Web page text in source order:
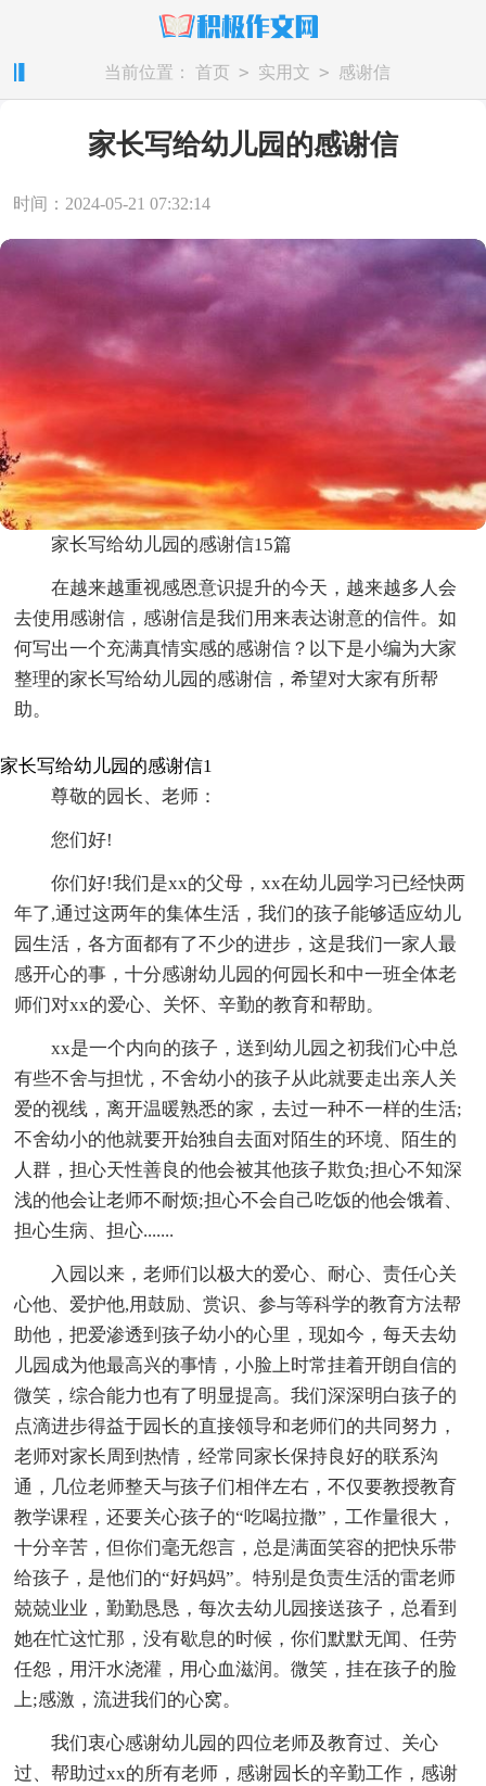
当前位置： 首页 > 实用文 > 感谢信
家长写给幼儿园的感谢信
时间：2024-05-21 07:32:14
家长写给幼儿园的感谢信15篇
在越来越重视感恩意识提升的今天，越来越多人会
去使用感谢信，感谢信是我们用来表达谢意的信件。如
何写出一个充满真情实感的感谢信？以下是小编为大家
整理的家长写给幼儿园的感谢信，希望对大家有所帮
助。
家长写给幼儿园的感谢信1
尊敬的园长、老师：
您们好!
你们好!我们是xx的父母，xx在幼儿园学习已经快两
年了,通过这两年的集体生活，我们的孩子能够适应幼儿
园生活，各方面都有了不少的进步，这是我们一家人最
感开心的事，十分感谢幼儿园的何园长和中一班全体老
师们对xx的爱心、关怀、辛勤的教育和帮助。
xx是一个内向的孩子，送到幼儿园之初我们心中总
有些不舍与担忧，不舍幼小的孩子从此就要走出亲人关
爱的视线，离开温暖熟悉的家，去过一种不一样的生活;
不舍幼小的他就要开始独自去面对陌生的环境、陌生的
人群，担心天性善良的他会被其他孩子欺负;担心不知深
浅的他会让老师不耐烦;担心不会自己吃饭的他会饿着、
担心生病、担心.......
入园以来，老师们以极大的爱心、耐心、责任心关
心他、爱护他,用鼓励、赏识、参与等科学的教育方法帮
助他，把爱渗透到孩子幼小的心里，现如今，每天去幼
儿园成为他最高兴的事情，小脸上时常挂着开朗自信的
微笑，综合能力也有了明显提高。我们深深明白孩子的
点滴进步得益于园长的直接领导和老师们的共同努力，
老师对家长周到热情，经常同家长保持良好的联系沟
通，几位老师整天与孩子们相伴左右，不仅要教授教育
教学课程，还要关心孩子的“吃喝拉撒”，工作量很大，
十分辛苦，但你们毫无怨言，总是满面笑容的把快乐带
给孩子，是他们的“好妈妈”。特别是负责生活的雷老师
兢兢业业，勤勤恳恳，每次去幼儿园接送孩子，总看到
她在忙这忙那，没有歇息的时候，你们默默无闻、任劳
任怨，用汗水浇灌，用心血滋润。微笑，挂在孩子的脸
上;感激，流进我们的心窝。
我们衷心感谢幼儿园的四位老师及教育过、关心
过、帮助过xx的所有老师，感谢园长的辛勤工作，感谢